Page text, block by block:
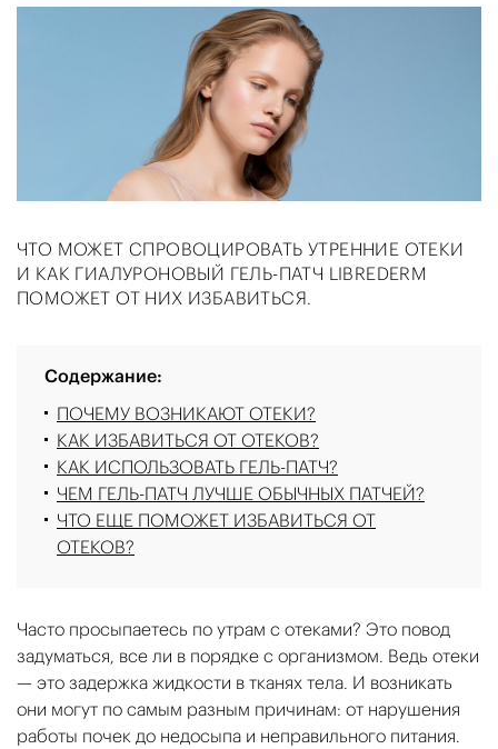
ЧТО МОЖЕТ СПРОВОЦИРОВАТЬ УТРЕННИЕ ОТЕКИ
И КАК ГИАЛУРОНОВЫЙ ГЕЛЬ-ПАТЧ LIBREDERM
ПОМОЖЕТ ОТ НИХ ИЗБАВИТЬСЯ.
Содержание:
ПОЧЕМУ ВОЗНИКАЮТ ОТЕКИ?
КАК ИЗБАВИТЬСЯ ОТ ОТЕКОВ?
КАК ИСПОЛЬЗОВАТЬ ГЕЛЬ-ПАТЧ?
ЧЕМ ГЕЛЬ-ПАТЧ ЛУЧШЕ ОБЫЧНЫХ ПАТЧЕЙ?
ЧТО ЕЩЕ ПОМОЖЕТ ИЗБАВИТЬСЯ ОТ
ОТЕКОВ?
Часто просыпаетесь по утрам с отеками? Это повод
задуматься, все ли в порядке с организмом. Ведь отеки
— это задержка жидкости в тканях тела. И возникать
они могут по самым разным причинам: от нарушения
работы почек до недосыпа и неправильного питания.